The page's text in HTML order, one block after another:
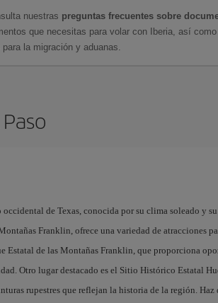
nuestras preguntas frecuentes sobre
que necesitas para volar con Iberia, así
la migración y aduanas.
de Texas, conocida por su clima soleado y
Franklin, ofrece una variedad de atracciones
Estatal de las Montañas Franklin, que proporciona
Otro lugar destacado es el Sitio Histórico Estatal
rupestres que reflejan la historia de la región.